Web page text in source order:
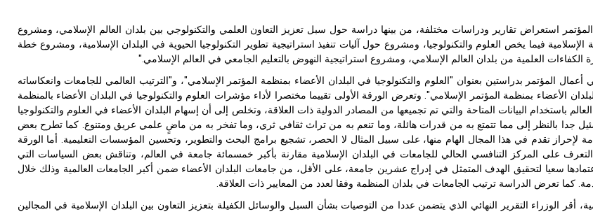
استعراض تقارير ودراسات مختلفة، من بينها دراسة حول سبل تعزيز التعاون العلمي والتكنولوجي بين بلدان العالم الإسلامي، ومشروع
الإسلامية فيما يخص العلوم والتكنولوجيا، ومشروع حول آليات تنفيذ استراتيجية تطوير التكنولوجيا الحيوية في البلدان الإسلامية، ومشروع خطة
العلمية من بلدان العالم الإسلامي، ومشروع استراتيجية النهوض بالتعليم الجامعي في العالم الإسلامي."
المؤتمر بدراستين بعنوان "العلوم والتكنولوجيا في البلدان الأعضاء بمنظمة المؤتمر الإسلامي"، و"الترتيب العالمي للجامعات وانعكاساته
الأعضاء بمنظمة المؤتمر الإسلامي". وتعرض الورقة الأولى تقييما مختصرا لأداء مؤشرات العلوم والتكنولوجيا في البلدان الأعضاء بالمنظمة
باستخدام البيانات المتاحة والتي تم تجميعها من المصادر الدولية ذات العلاقة، وتخلص إلى أن إسهام البلدان الأعضاء في العلوم والتكنولوجيا
جدا بالنظر إلى مما تتمتع به من قدرات هائلة، وما تنعم به من تراث ثقافي ثري، وما تفخر به من ماضٍ علمي عريق ومتنوع. كما تطرح بعض
لإحراز تقدم في هذا المجال الهام منها، على سبيل المثال لا الحصر، تشجيع برامج البحث والتطوير، وتحسين المؤسسات التعليمية. أما الورقة
التعرف على المركز التنافسي الحالي للجامعات في البلدان الإسلامية مقارنة بأكبر خمسمائة جامعة في العالم، وتناقش بعض السياسات التي
سعيا لتحقيق الهدف المتمثل في إدراج عشرين جامعة، على الأقل، من جامعات البلدان الأعضاء ضمن أكبر الجامعات العالمية وذلك خلال
كما تعرض الدراسة ترتيب الجامعات في بلدان المنظمة وفقا لعدد من المعايير ذات العلاقة.
أقر الوزراء التقرير النهائي الذي يتضمن عددا من التوصيات بشأن السبل والوسائل الكفيلة بتعزيز التعاون بين البلدان الإسلامية في المجالين